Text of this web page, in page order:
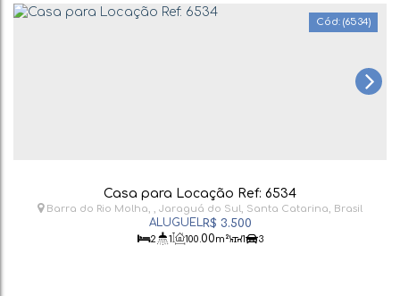
(6534)
Casa para Locação Ref: 6534
R$ 3.500
Barra do Rio Molha , Jaraguá do Sul, Santa Catarina, Brasil
2 1 100 .00m² 1 3